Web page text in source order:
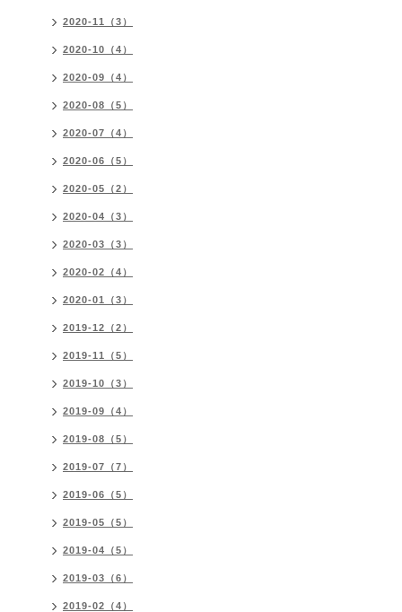
2020-11（3）
2020-10（4）
2020-09（4）
2020-08（5）
2020-07（4）
2020-06（5）
2020-05（2）
2020-04（3）
2020-03（3）
2020-02（4）
2020-01（3）
2019-12（2）
2019-11（5）
2019-10（3）
2019-09（4）
2019-08（5）
2019-07（7）
2019-06（5）
2019-05（5）
2019-04（5）
2019-03（6）
2019-02（4）